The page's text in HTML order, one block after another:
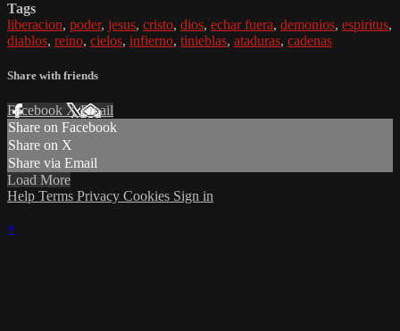
Tags
liberacion, poder, jesus, cristo, dios, echar fuera, demonios, espiritus,
diablos, reino, cielos, infierno, tinieblas, ataduras, cadenas
Share with friends
Facebook XEmail
Share on Facebook
Share on X
Share via Email
Load More
Help Terms Privacy Cookies Sign in
×